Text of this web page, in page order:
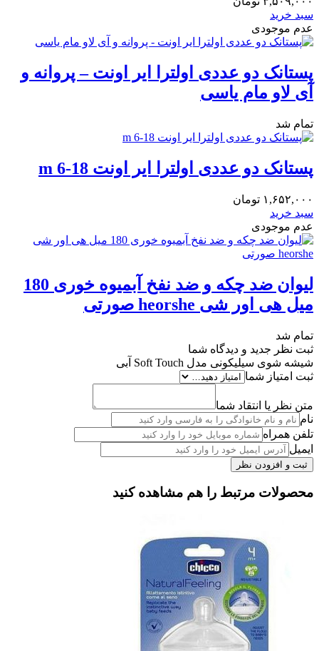
سبد خرید
عدم موجودی
پستانک دو عددی اولترا ایر اونت – پروانه و
آی لاو مام یاسی
تمام شد
پستانک دو عددی اولترا ایر اونت 18-6 m
۱,۶۵۲,۰۰۰ تومان
سبد خرید
عدم موجودی
لیوان ضد چکه و ضد نفخ آبمیوه خوری 180
میل هی اور شی heorshe صورتی
تمام شد
ثبت نظر جدید و دیدگاه شما
شیشه شوی سیلیکونی مدل Soft Touch آبی
ثبت امتیاز شما
متن نظر یا انتقاد شما
نام
تلفن همراه
ایمیل
محصولات مرتبط را هم مشاهده کنید